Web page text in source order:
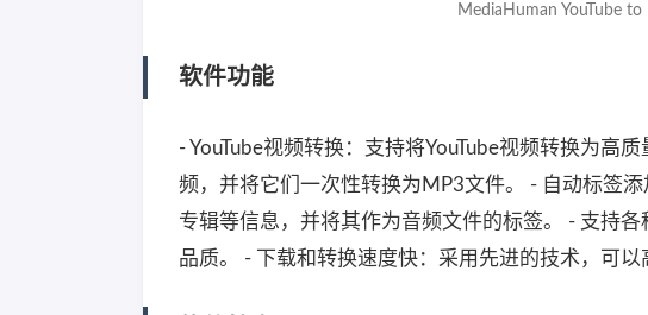
MediaHuman YouTube
软件功能
- YouTube视频转换：支持将YouTube视频转换为高
频，并将它们一次性转换为MP3文件。 - 自动标签
专辑等信息，并将其作为音频文件的标签。 - 支持
品质。 - 下载和转换速度快：采用先进的技术，可以